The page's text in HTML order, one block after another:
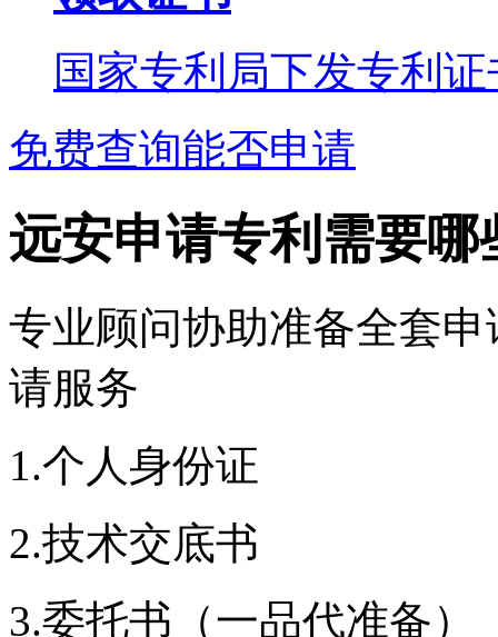
国家专利局下发专利证
免费查询能否申请
远安申请专利需要哪
专业顾问协助准备全套
请服务
1.个人身份证
2.技术交底书
3.委托书（一品代准备）